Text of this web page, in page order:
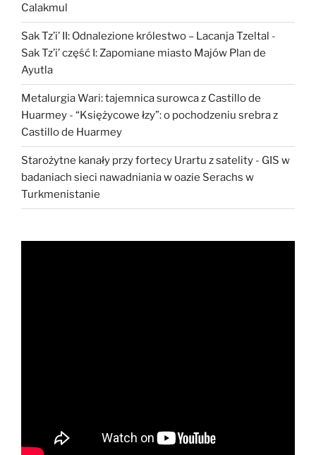
Calakmul
Sak Tz’i’ II: Odnalezione królestwo – Lacanja Tzeltal -
Sak Tz’i’ część I: Zapomiane miasto Majów Plan de
Ayutla
Metalurgia Wari: tajemnica surowca z Castillo de
Huarmey - “Księżycowe łzy”: o pochodzeniu srebra z
Castillo de Huarmey
Starożytne kanały przy fortecy Urartu z satelity - GIS w
badaniach sieci nawadniania w oazie Serachs w
Turkmenistanie